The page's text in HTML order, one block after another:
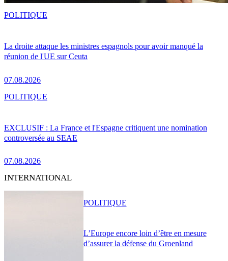
La droite attaque les ministres espagnols pour avoir manqué la
réunion de l'UE sur Ceuta
07.08.2026
POLITIQUE
EXCLUSIF : La France et l'Espagne critiquent une nomination
controversée au SEAE
07.08.2026
POLITIQUE
INTERNATIONAL
L’Europe encore loin d’être en mesure
d’assurer la défense du Groenland
POLITIQUE